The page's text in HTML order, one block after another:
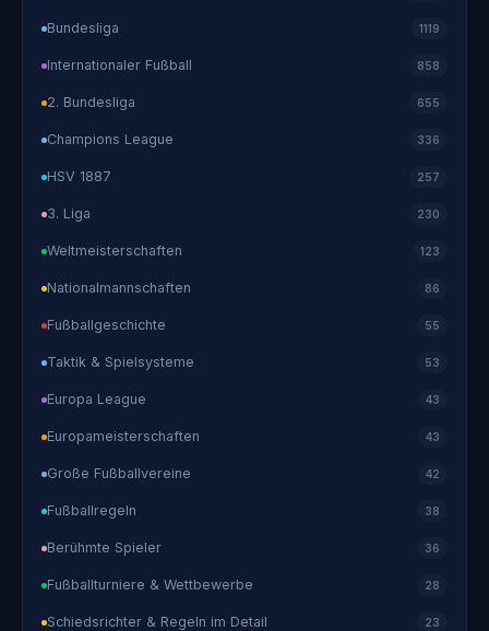
Bundesliga 1119
Internationaler Fußball 858
2. Bundesliga 655
Champions League 336
HSV 1887 257
3. Liga 230
Weltmeisterschaften 123
Nationalmannschaften 86
Fußballgeschichte 55
Taktik & Spielsysteme 53
Europa League 43
Europameisterschaften 43
Große Fußballvereine 42
Fußballregeln 38
Berühmte Spieler 36
Fußballturniere & Wettbewerbe 28
Schiedsrichter & Regeln im Detail 23